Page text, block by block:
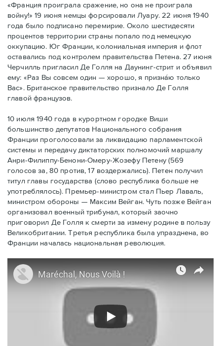
«Франция проиграла сражение, но она не проиграла
войну!» 19 июня немцы форсировали Луару. 22 июня 1940
года было подписано перемирие. Около шестидесяти
процентов территории страны попало под немецкую
оккупацию. Юг Франции, колониальная империя и флот
оставались под контролем правительства Петена. 27 июня
Черчилль пригласил Де Голля на Даунинг-стрит и объявил
ему: «Раз Вы совсем один — хорошо, я признáю только
Вас». Британское правительство признало Де Голля
главой французов.
10 июля 1940 года в курортном городке Виши
большинство депутатов Национального собрания
Франции проголосовали за ликвидацию парламентской
системы и передачу диктаторских полномочий маршалу
Анри-Филиппу-Бенони-Омеру-Жозефу Петену (569
голосов за, 80 против, 17 воздержались). Петен получил
титул главы государства (слово республика больше не
употреблялось). Премьер-министром стал Пьер Лаваль,
министром обороны — Максим Вейган. Чуть позже Вейган
организовал военный трибунал, который заочно
приговорил Де Голля к смерти за измену родине в пользу
Великобритании. Третья республика была упразднена, во
Франции началась национальная революция.